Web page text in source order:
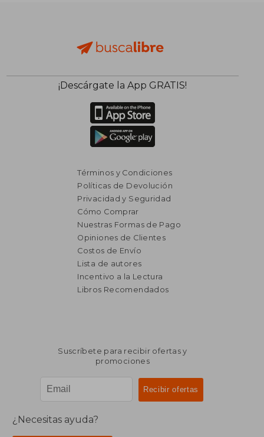
$ 7.531
$ 3.766
¡Descárgate la App GRATIS!
Términos y Condiciones
Políticas de Devolución
Privacidad y Seguridad
Cómo Comprar
Nuestras Formas de Pago
Opiniones de Clientes
Costos de Envío
Lista de autores
Incentivo a la Lectura
Libros Recomendados
Suscríbete para recibir ofertas y
promociones
¿Necesitas ayuda?